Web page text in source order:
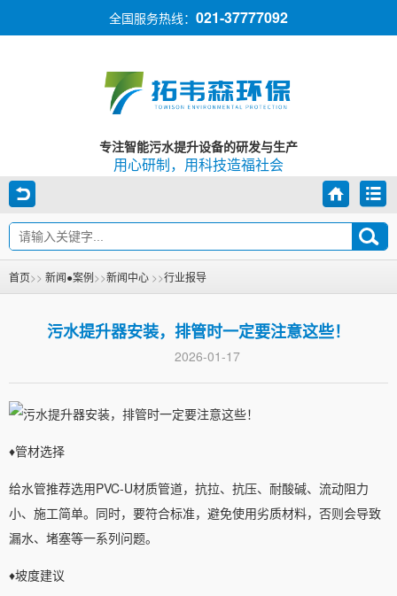
全国服务热线： 021-37777092
专注智能污水提升设备的研发与生产
用心研制，用科技造福社会
首页>> 新闻●案例>>新闻中心 >>行业报导
污水提升器安装，排管时一定要注意这些！
2026-01-17
♦️管材选择
给水管推荐选用PVC-U材质管道，抗拉、抗压、耐酸碱、流动阻力
小、施工简单。同时，要符合标准，避免使用劣质材料，否则会导致
漏水、堵塞等一系列问题。
♦️坡度建议